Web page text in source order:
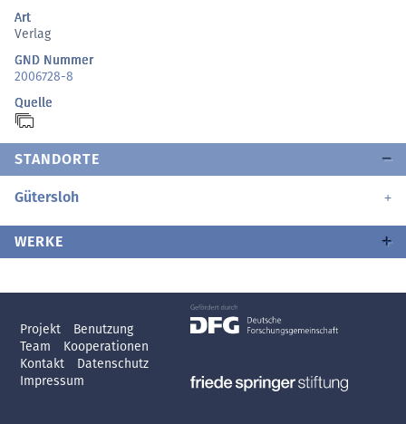
Art
Verlag
GND Nummer
2006728-8
Quelle
STANDORTE
Gütersloh
WERKE
Projekt
Benutzung
Team
Kooperationen
Kontakt
Datenschutz
Impressum